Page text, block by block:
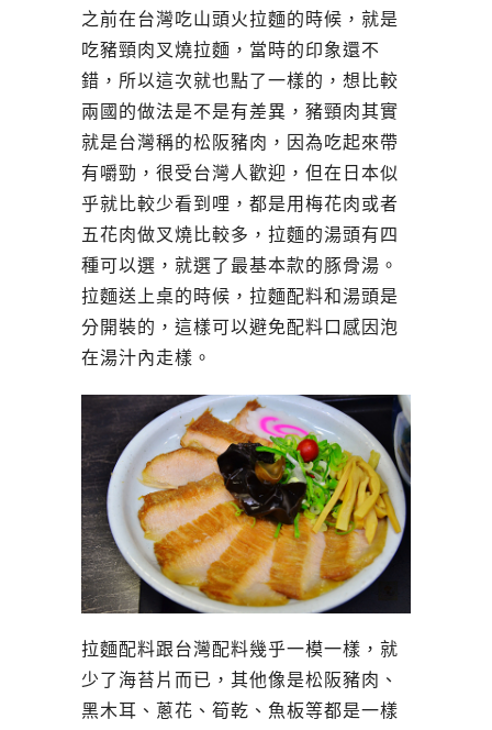
之前在台灣吃山頭火拉麵的時候，就是
吃豬頸肉叉燒拉麵，當時的印象還不
錯，所以這次就也點了一樣的，想比較
兩國的做法是不是有差異，豬頸肉其實
就是台灣稱的松阪豬肉，因為吃起來帶
有嚼勁，很受台灣人歡迎，但在日本似
乎就比較少看到哩，都是用梅花肉或者
五花肉做叉燒比較多，拉麵的湯頭有四
種可以選，就選了最基本款的豚骨湯。
拉麵送上桌的時候，拉麵配料和湯頭是
分開裝的，這樣可以避免配料口感因泡
在湯汁內走樣。
拉麵配料跟台灣配料幾乎一模一樣，就
少了海苔片而已，其他像是松阪豬肉、
黑木耳、蔥花、筍乾、魚板等都是一樣